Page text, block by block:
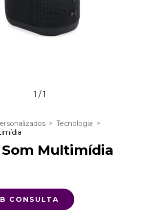
1 /1
> Tecnologia >
Som Multimídia